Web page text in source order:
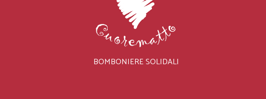
BOMBONIERE SOLIDALI